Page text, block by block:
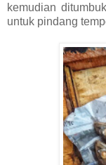
kemudian
untuk pindang